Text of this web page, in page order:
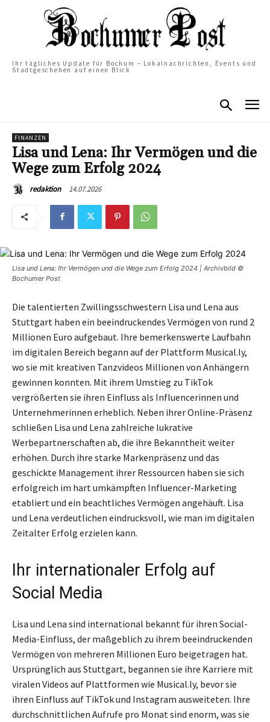
Ihr tägliches Update für Bochum – Lokalnachrichten, Events und
Stadtgeschehen auf einen Blick
FINANZEN
Lisa und Lena: Ihr Vermögen und die
Wege zum Erfolg 2024
redaktion 14.07.2026
Lisa und Lena: Ihr Vermögen und die Wege zum Erfolg 2024 | Archivbild ©
Bochumer Post
Die talentierten Zwillingsschwestern Lisa und Lena aus
Stuttgart haben ein beeindruckendes Vermögen von rund 2
Millionen Euro aufgebaut. Ihre bemerkenswerte Laufbahn
im digitalen Bereich begann auf der Plattform Musical.ly,
wo sie mit kreativen Tanzvideos Millionen von Anhängern
gewinnen konnten. Mit ihrem Umstieg zu TikTok
vergrößerten sie ihren Einfluss als Influencerinnen und
Unternehmerinnen erheblich. Neben ihrer Online-Präsenz
schließen Lisa und Lena zahlreiche lukrative
Werbepartnerschaften ab, die ihre Bekanntheit weiter
erhöhen. Durch ihre starke Markenpräsenz und das
geschickte Management ihrer Ressourcen haben sie sich
erfolgreich im hart umkämpften Influencer-Marketing
etabliert und ein beachtliches Vermögen angehäuft. Lisa
und Lena verdeutlichen eindrucksvoll, wie man im digitalen
Zeitalter Erfolg erzielen kann.
Ihr internationaler Erfolg auf
Social Media
Lisa und Lena sind international bekannt für ihren Social-
Media-Einfluss, der maßgeblich zu ihrem beeindruckenden
Vermögen von mehreren Millionen Euro beigetragen hat.
Ursprünglich aus Stuttgart, begannen sie ihre Karriere mit
viralen Videos auf Plattformen wie Musical.ly, bevor sie
ihren Einfluss auf TikTok und Instagram ausweiteten. Ihre
durchschnittlichen Aufrufe pro Monat sind enorm, was sie